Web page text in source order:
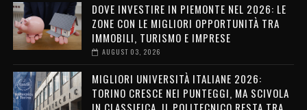
DOVE INVESTIRE IN PIEMONTE NEL 2026: LE
ZONE CON LE MIGLIORI OPPORTUNITÀ TRA
IMMOBILI, TURISMO E IMPRESE
AUGUST 03, 2026
MIGLIORI UNIVERSITÀ ITALIANE 2026:
TORINO CRESCE NEI PUNTEGGI, MA SCIVOLA